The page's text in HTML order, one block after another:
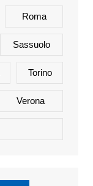
Roma
Sassuolo
Torino
Verona